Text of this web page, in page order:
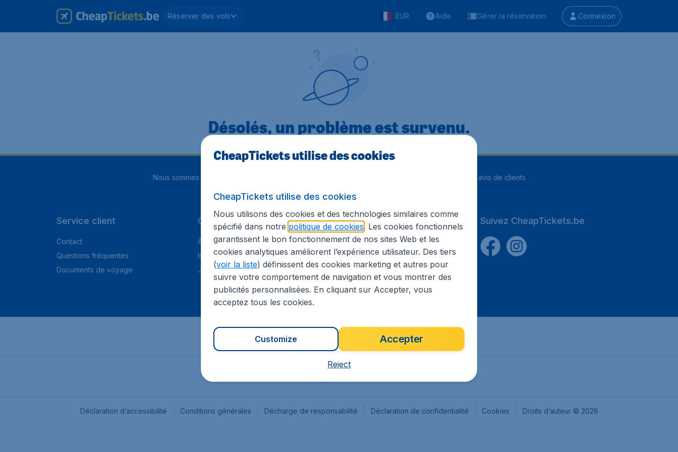
Réserver des vols EUR Aide Gérer la réservation Connexion
Désolés, un problème est survenu.
Nous sommes notés avis de clients
Service client
Contact
Questions fréquentes
Documents de voyage
CheapTickets.be
À propos
Information Légale
Jobs
Sites internationaux
Flugladen.de
CheapTickets.ch
CheapTickets.sg
CheapTickets.nl
Suivez CheapTickets.be
Déclaration d’accessibilité Conditions générales Décharge de responsabilité Déclaration de confidentialité Cookies Droits d’auteur © 2026
CheapTickets utilise des cookies
CheapTickets utilise des cookies
Nous utilisons des cookies et des technologies similaires comme
spécifié dans notre politique de cookies . Les cookies fonctionnels
garantissent le bon fonctionnement de nos sites Web et les
cookies analytiques améliorent l’expérience utilisateur. Des tiers
(voir la liste) définissent des cookies marketing et autres pour
suivre votre comportement de navigation et vous montrer des
publicités personnalisées. En cliquant sur Accepter, vous
acceptez tous les cookies.
Accepter
Customize
Reject